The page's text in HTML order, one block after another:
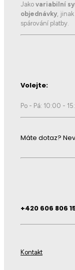
Jako variabilní
objednávky,
spárování platby.
Volejte:
Po - Pá: 10:00 -
Máte dotaz?
+420 606 806
Kontakt